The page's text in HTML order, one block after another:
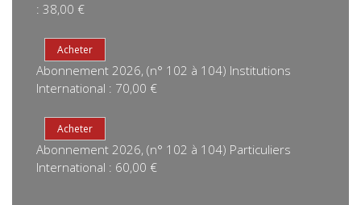
: 38,00 €
Abonnement 2026, (n° 102 à 104) Institutions
International : 70,00 €
Abonnement 2026, (n° 102 à 104) Particuliers
International : 60,00 €